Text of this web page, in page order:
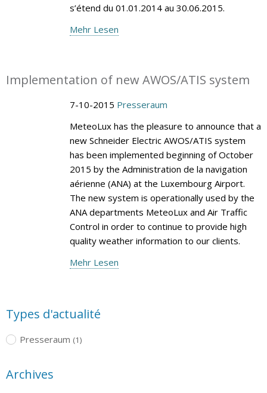
s’étend du 01.01.2014 au 30.06.2015.
Mehr Lesen
Implementation of new AWOS/ATIS system
7-10-2015 Presseraum
MeteoLux has the pleasure to announce that a
new Schneider Electric AWOS/ATIS system
has been implemented beginning of October
2015 by the Administration de la navigation
aérienne (ANA) at the Luxembourg Airport.
The new system is operationally used by the
ANA departments MeteoLux and Air Traffic
Control in order to continue to provide high
quality weather information to our clients.
Mehr Lesen
Types d'actualité
Presseraum (1)
Archives